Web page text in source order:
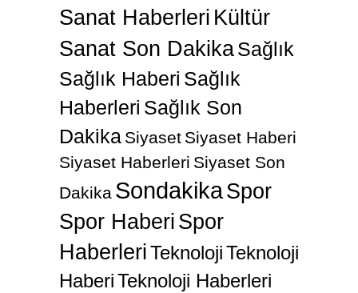
Sanat Haberleri Kültür
Sanat Son DakikaSağlık
Sağlık Haberi Sağlık
Haberleri Sağlık Son
Dakika Siyaset Siyaset Haberi
Siyaset Haberleri Siyaset Son
Dakika SondakikaSpor
Spor Haberi Spor
HaberleriTeknolojiTeknoloji
HaberiTeknoloji Haberleri